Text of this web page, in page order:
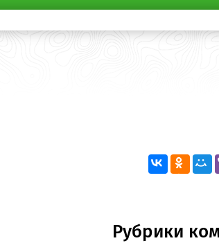
Рубрики